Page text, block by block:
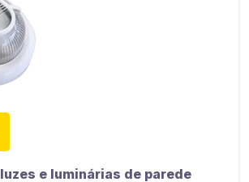
luzes e luminárias de parede